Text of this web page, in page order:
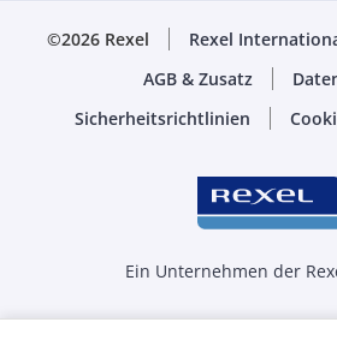
©2026 Rexel Rexel
AGB & Zusatz
Sicherheitsrichtlinien
Ein Unternehmen der